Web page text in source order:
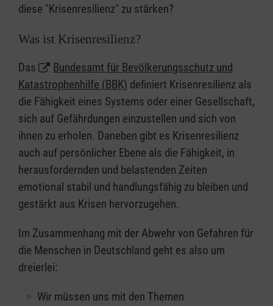
diese "Krisenresilienz" zu stärken?
Was ist Krisenresilienz?
Das
Bundesamt für Bevölkerungsschutz und
Katastrophenhilfe (BBK) definiert Krisenresilienz als
die Fähigkeit eines Systems oder einer Gesellschaft,
sich auf Gefährdungen einzustellen und sich von
ihnen zu erholen. Daneben gibt es Krisenresilienz
auch auf persönlicher Ebene als die Fähigkeit, in
herausfordernden und belastenden Zeiten
emotional stabil und handlungsfähig zu bleiben und
gestärkt aus Krisen hervorzugehen.
Im Zusammenhang mit der Abwehr von Gefahren für
die Menschen in Deutschland geht es also um
dreierlei:
Wir müssen uns mit den Themen